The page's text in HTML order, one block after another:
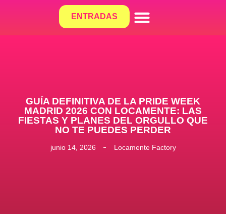
ENTRADAS
GUÍA DEFINITIVA DE LA PRIDE WEEK
MADRID 2026 CON LOCAMENTE: LAS
FIESTAS Y PLANES DEL ORGULLO QUE
NO TE PUEDES PERDER
junio 14, 2026 Locamente Factory